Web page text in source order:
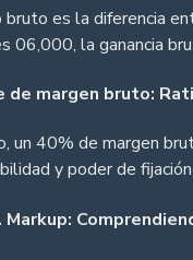
bruto es la diferencia
06,000, la ganancia
de margen bruto:
un 40% de margen
y poder de
Markup: